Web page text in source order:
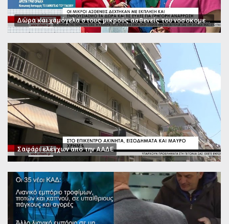
Δώρα και χαμόγελα στους μικρούς ασθενείς του νοσοκομείου Παπαγεωργίου
Σαφάρι ελέγχων από την ΑΑΔΕ